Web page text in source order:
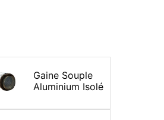
Gaine Souple
Aluminium Isolé